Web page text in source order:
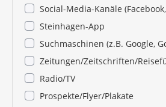
Social-Media-Kanäle
Steinhagen-App
Suchmaschinen (z.B. Google,
Zeitungen/Zeitschriften/
Radio/TV
Prospekte/Flyer/Plakate